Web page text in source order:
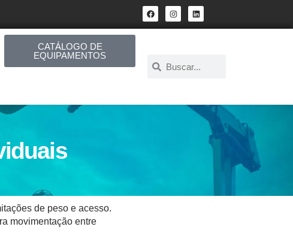
CATÁLOGO DE
EQUIPAMENTOS
de peso e acesso.
movimentação entre